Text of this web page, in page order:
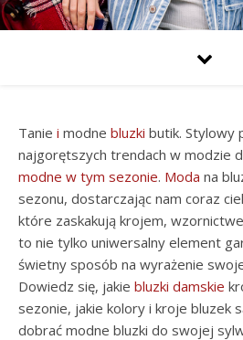
Tanie i modne bluzki butik. Stylowy
najgorętszych trendach w modzie
modne w tym sezonie. Moda na
sezonu, dostarczając nam coraz
które zaskakują krojem,
to nie tylko uniwersalny element
świetny sposób na wyrażenie
Dowiedz się, jakie bluzki damskie
sezonie, jakie kolory i kroje bluzek
dobrać modne bluzki do swojej